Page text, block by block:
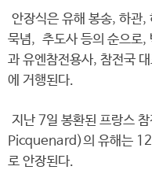
안장식은 유해 봉송, 하관,
묵념, 추도사 등의 순으로,
과 유엔참전용사, 참전국
에 거행된다.
지난 7일 봉환된 프랑스
Picquenard)의 유해는 12
로 안장된다.